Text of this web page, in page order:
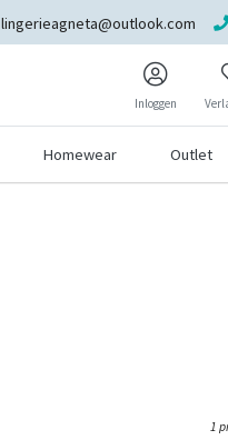
lingerieagneta@outlook.com
Inloggen
Homewear Outlet
1